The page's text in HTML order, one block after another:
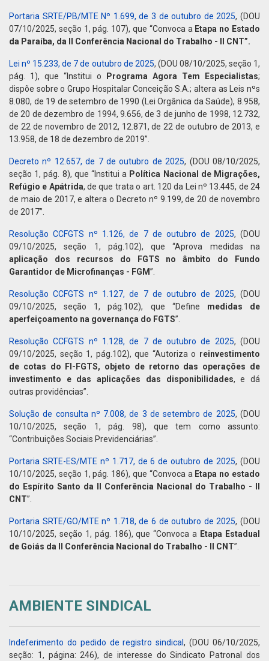
Portaria SRTE/PB/MTE Nº 1.699, de 3 de outubro de 2025, (DOU
07/10/2025, seção 1, pág. 107), que “Convoca a Etapa no Estado
da Paraíba, da II Conferência Nacional do Trabalho - II CNT”.
Lei nº 15.233, de 7 de outubro de 2025, (DOU 08/10/2025, seção 1,
pág. 1), que “Institui o
Programa Agora Tem Especialistas;
dispõe sobre o Grupo Hospitalar Conceição S.A.; altera as Leis nºs
8.080, de 19 de setembro de 1990 (Lei Orgânica da Saúde), 8.958,
de 20 de dezembro de 1994, 9.656, de 3 de junho de 1998, 12.732,
de 22 de novembro de 2012, 12.871, de 22 de outubro de 2013, e
13.958, de 18 de dezembro de 2019”.
Decreto nº 12.657, de 7 de outubro de 2025, (DOU 08/10/2025,
seção 1, pág. 8), que “Institui a Política Nacional de Migrações,
Refúgio e Apátrida, de que trata o art. 120 da Lei nº 13.445, de 24
de maio de 2017, e altera o Decreto nº 9.199, de 20 de novembro
de 2017”.
Resolução CCFGTS nº 1.126, de 7 de outubro de 2025, (DOU
09/10/2025, seção 1, pág.102), que “Aprova medidas na
aplicação dos recursos do FGTS no âmbito do Fundo
Garantidor de Microfinanças - FGM”.
Resolução CCFGTS nº 1.127, de 7 de outubro de 2025, (DOU
09/10/2025, seção 1, pág.102), que “Define medidas de
aperfeiçoamento na governança do FGTS”.
Resolução CCFGTS nº 1.128, de 7 de outubro de 2025, (DOU
09/10/2025, seção 1, pág.102), que “Autoriza o reinvestimento
de cotas do FI-FGTS, objeto de retorno das operações de
investimento e das aplicações das disponibilidades, e dá
outras providências”.
Solução de consulta nº 7.008, de 3 de setembro de 2025, (DOU
10/10/2025, seção 1, pág. 98), que tem como assunto:
“Contribuições Sociais Previdenciárias”.
Portaria SRTE-ES/MTE nº 1.717, de 6 de outubro de 2025, (DOU
10/10/2025, seção 1, pág. 186), que “Convoca a Etapa no estado
do Espírito Santo da II Conferência Nacional do Trabalho - II
CNT”.
Portaria SRTE/GO/MTE nº 1.718, de 6 de outubro de 2025, (DOU
10/10/2025, seção 1, pág. 186), que “Convoca a Etapa Estadual
de Goiás da II Conferência Nacional do Trabalho - II CNT”.
AMBIENTE SINDICAL
Indeferimento do pedido de registro sindical, (DOU 06/10/2025,
seção: 1, página: 246), de interesse do Sindicato Patronal dos